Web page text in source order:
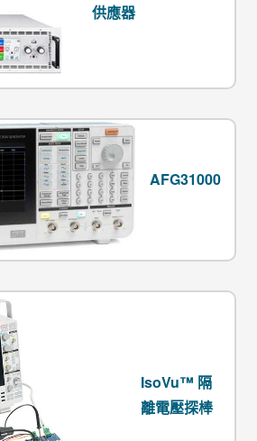
供應器
AFG31000
IsoVu™ 隔
離電壓探棒